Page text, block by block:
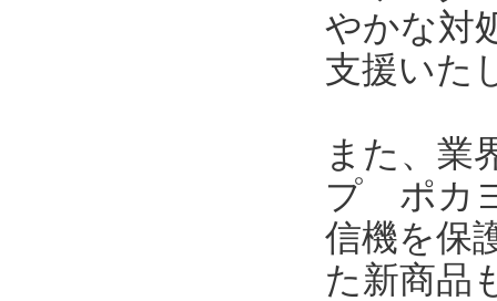
やかな対
支援いた
また、業
プ ポカ
信機を保
た新商品